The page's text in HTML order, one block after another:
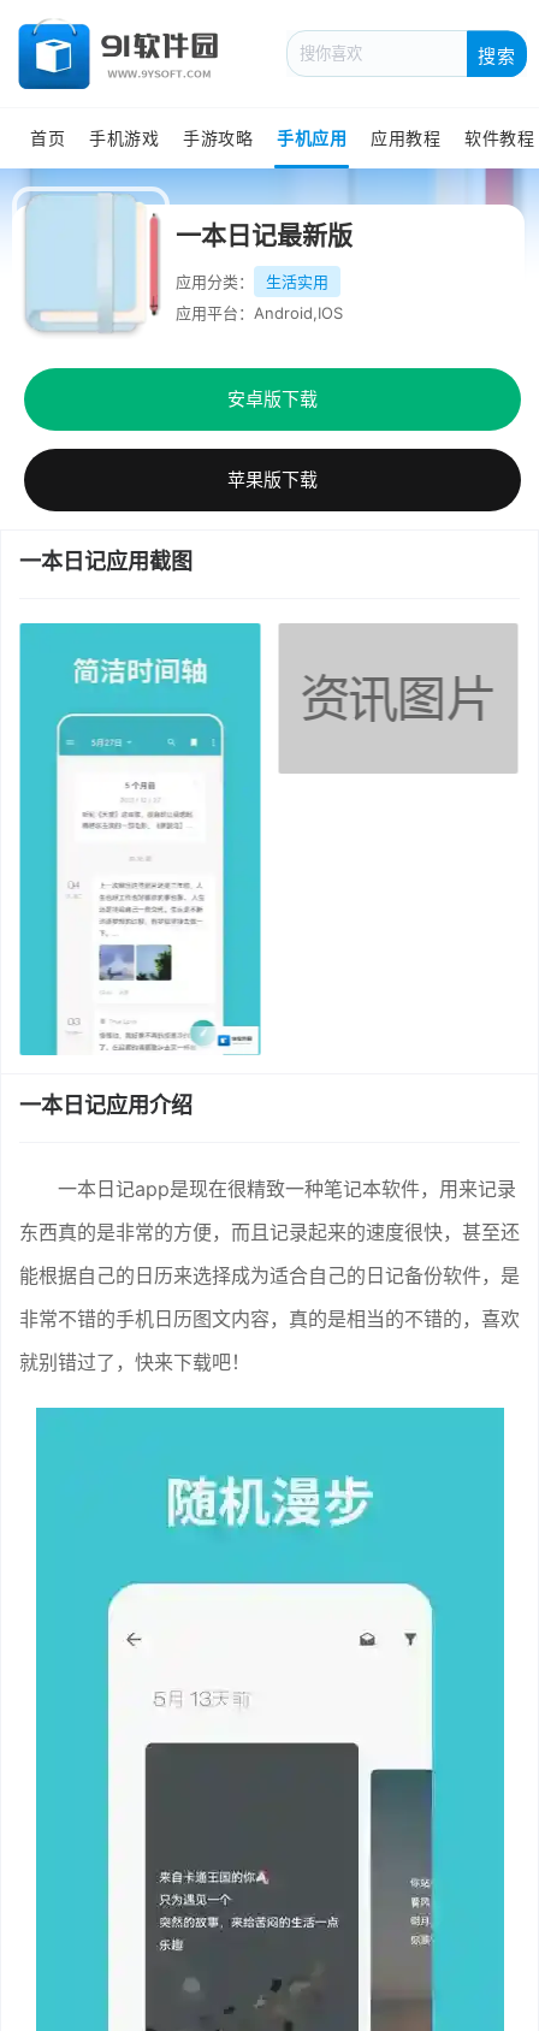
搜索
首页 手机游戏 手游攻略 手机应用 应用教程 软件教程
一本日记最新版
应用分类：
生活实用
应用平台：Android,IOS
安卓版下载
苹果版下载
一本日记应用截图
一本日记应用介绍
一本日记app是现在很精致一种笔记本软件，用来记录
东西真的是非常的方便，而且记录起来的速度很快，甚至还
能根据自己的日历来选择成为适合自己的日记备份软件，是
非常不错的手机日历图文内容，真的是相当的不错的，喜欢
就别错过了，快来下载吧！